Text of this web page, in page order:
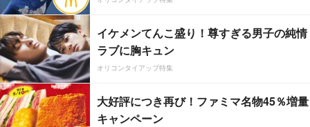
イケメンてんこ盛り！尊すぎる男子の純情
ラブに胸キュン
オリコンタイアップ特集
大好評につき再び！ファミマ名物45％増量
キャンペーン